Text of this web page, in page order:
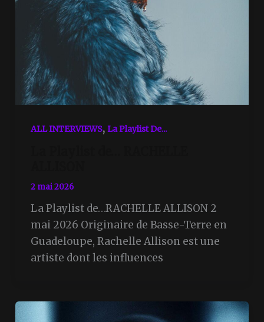
ALL INTERVIEWS, La Playlist De...
2 mai 2026
La Playlist de…RACHELLE ALLISON 2
mai 2026 Originaire de Basse-Terre en
Guadeloupe, Rachelle Allison est une
artiste dont les influences